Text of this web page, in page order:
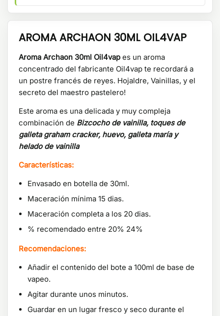
AROMA ARCHAON 30ML OIL4VAP
Aroma Archaon 30ml Oil4vap es un aroma
concentrado del fabricante Oil4vap te recordará a
un postre francés de reyes. Hojaldre, Vainillas, y el
secreto del maestro pastelero!
Este aroma es una delicada y muy compleja
combinación de Bizcocho de vainilla, toques de
galleta graham cracker, huevo, galleta maría y
helado de vainilla
Características:
Envasado en botella de 30ml.
Maceración mínima 15 dias.
Maceración completa a los 20 dias.
% recomendado entre 20% 24%
Recomendaciones:
Añadir el contenido del bote a 100ml de base de
vapeo.
Agitar durante unos minutos.
Guardar en un lugar fresco y seco durante el